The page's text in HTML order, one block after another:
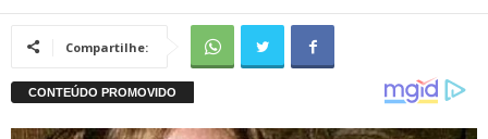
Compartilhe: